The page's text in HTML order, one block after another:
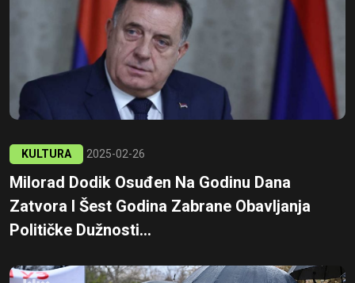
KULTURA 2025-02-26
Milorad Dodik Osuđen Na Godinu Dana
Zatvora I Šest Godina Zabrane Obavljanja
Političke Dužnosti...